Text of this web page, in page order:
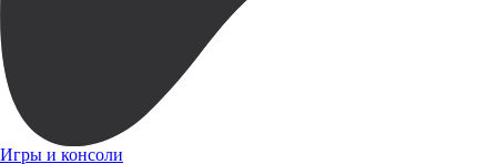
Игры и консоли